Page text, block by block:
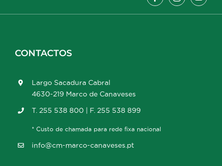
CONTACTOS
Largo Sacadura Cabral
4630-219 Marco de Canaveses
T. 255 538 800 | F. 255 538 899
* Custo de chamada para rede fixa nacional
info@cm-marco-canaveses.pt